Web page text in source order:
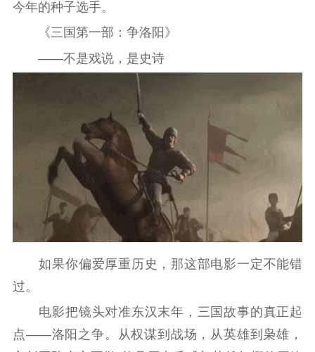
数据资源
公共服务
提升资源库
新闻出版
政务服务
登记服务
科研创新
服务管理平台
智库服务
管理平台
文艺创作
服务管理
文化产业
统计分析
数字出版
审读服务
新闻发布工作备
案管理系统
电影
理论宣讲
政工继续教育学
今年的种子选手。
《三国第一部：争洛阳》
——不是戏说，是史诗
如果你偏爱厚重历史，那这部电影一定不能错
过。
电影把镜头对准东汉末年，三国故事的真正起
点——洛阳之争。从权谋到战场，从英雄到枭雄，